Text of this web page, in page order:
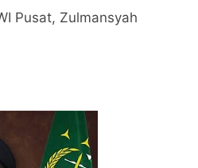
Pusat, Zulmansyah